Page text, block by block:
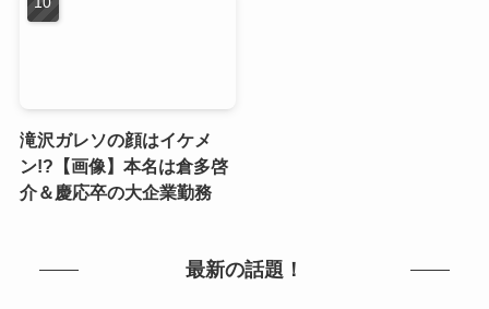
滝沢ガレソの顔はイケメ
ン!?【画像】本名は倉多啓
介＆慶応卒の大企業勤務
最新の話題！